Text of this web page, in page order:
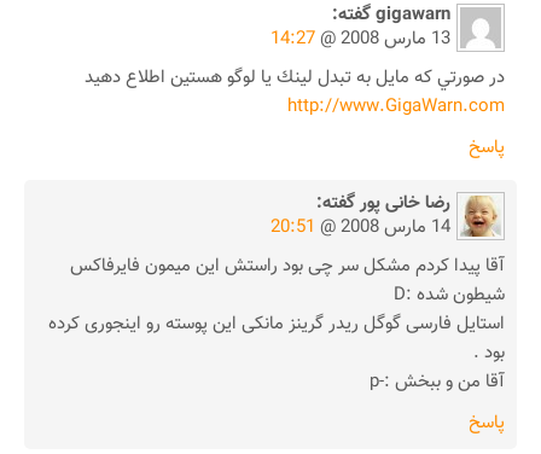
gigawarnگفته:
13 مارس 2008 @
14:27
در صورتي كه مايل به تبدل لينك يا لوگو هستين اطلاع دهيد
http://www.GigaWarn.com
پاسخ
رضا خانی پورگفته:
14 مارس 2008 @
20:51
آقا پیدا کردم مشکل سر چی بود راستش این میمون فایرفاکس
شیطون شده :D
استایل فارسی گوگل ریدر گرینز مانکی این پوسته رو اینجوری کرده
بود .
آقا من و ببخش :-p
پاسخ